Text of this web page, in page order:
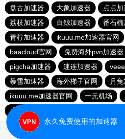
盘古加速器
大象加速器 点点加
荔枝加速器
白鲸加速器 番石榴
青柠加速器
ikuuu.me加速器官网
baacloud官网
免费海外pvn加速器
pigcha加速器
速连加速器
暴雪加速器
海外梯子官网
月
ikuuu.me加速器官网
一元机场
小猫咪crash加速器
永久免费使用的加速器